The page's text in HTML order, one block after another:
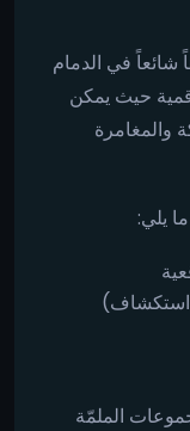
شائعاً في الدمام
حيث يمكن
والمغامرة
يلي:
استكشاف)
الملمّة